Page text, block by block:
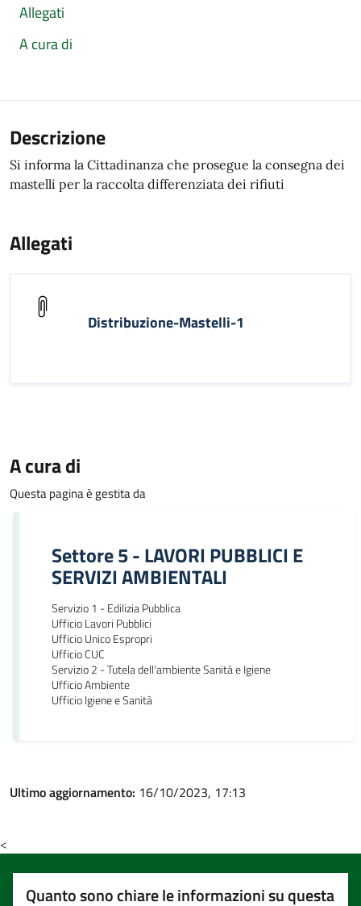
Allegati
A cura di
Descrizione
Si informa la Cittadinanza che prosegue la consegna dei
mastelli per la raccolta differenziata dei rifiuti
Allegati
Distribuzione-Mastelli-1
A cura di
Questa pagina è gestita da
Settore 5 - LAVORI PUBBLICI E
SERVIZI AMBIENTALI
Servizio 1 - Edilizia Pubblica
Ufficio Lavori Pubblici
Ufficio Unico Espropri
Ufficio CUC
Servizio 2 - Tutela dell'ambiente Sanità e Igiene
Ufficio Ambiente
Ufficio Igiene e Sanità
Ultimo aggiornamento: 16/10/2023, 17:13
<
Quanto sono chiare le informazioni su questa